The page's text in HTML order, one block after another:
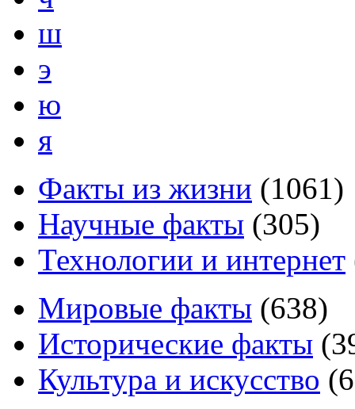
ш
э
ю
я
Факты из жизни (1061)
Научные факты (305)
Технологии и интернет
Мировые факты (638)
Исторические факты (
Культура и искусство (